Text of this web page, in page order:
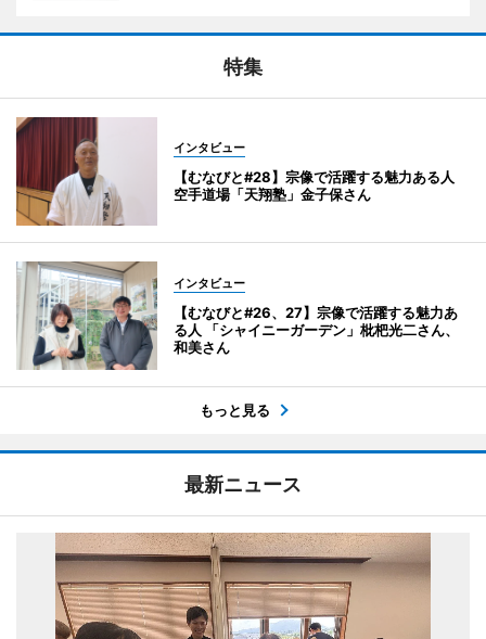
特集
インタビュー
【むなびと#28】宗像で活躍する魅力ある人
空手道場「天翔塾」金子保さん
インタビュー
【むなびと#26、27】宗像で活躍する魅力あ
る人 「シャイニーガーデン」枇杷光二さん、
和美さん
もっと見る
最新ニュース